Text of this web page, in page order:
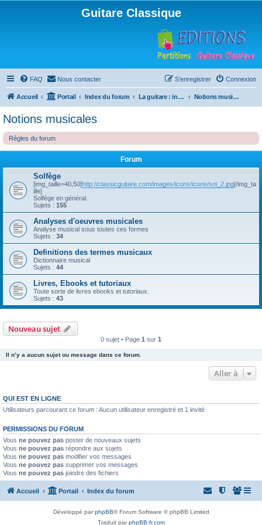
Guitare Classique
FAQ Nous contacter Connexion
S’enregistrer
Accueil Portail Index du forum La guitare : instrument, cours et théorie Notions musicales
Notions musicales
Règles du forum
Forum
Solfège
[img_taille=40,50]http://classicguitare.com/images/icons/icons/sol_2.jpg[/img_ta
ille]
Solfège en général.
Sujets : 155
Analyses d'oeuvres musicales
Analyse musical sous toutes ces formes
Sujets : 34
Definitions des termes musicaux
Dictionnaire musical
Sujets : 44
Livres, Ebooks et tutoriaux
Toute sorte de livres ebooks et tutoriaux.
Sujets : 43
Nouveau sujet
0 sujet • Page 1 sur 1
Il n’y a aucun sujet ou message dans ce forum.
Aller à
QUI EST EN LIGNE
Utilisateurs parcourant ce forum : Aucun utilisateur enregistré et 1 invité
PERMISSIONS DU FORUM
Vous ne pouvez pas poster de nouveaux sujets
Vous ne pouvez pas répondre aux sujets
Vous ne pouvez pas modifier vos messages
Vous ne pouvez pas supprimer vos messages
Vous ne pouvez pas joindre des fichiers
Accueil Portail Index du forum
Développé parphpBB® Forum Software © phpBB Limited
Traduit parphpBB-fr.com